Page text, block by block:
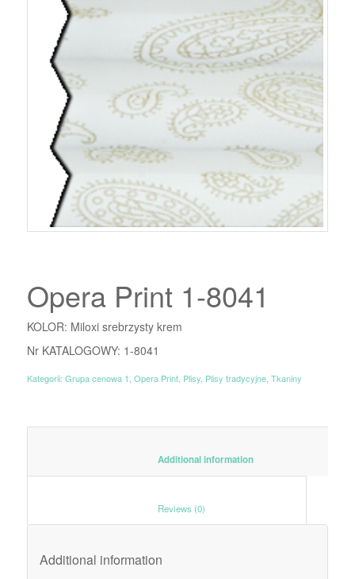
Opera Print 1-8041
KOLOR: Miloxi srebrzysty krem
Nr KATALOGOWY: 1-8041
Kategorii: Grupa cenowa 1 Opera Print, Plisy, Plisy tradycyjne, Tkaniny
						Additional information
Additional information